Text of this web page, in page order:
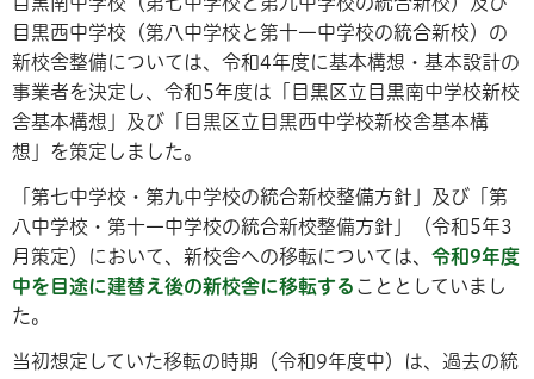
目黒西中学校（第八中学校と第十一中学校の統合新校）の
新校舎整備については、令和4年度に基本構想・基本設計の
事業者を決定し、令和5年度は「目黒区立目黒南中学校新校
舎基本構想」及び「目黒区立目黒西中学校新校舎基本構
想」を策定しました。
「第七中学校・第九中学校の統合新校整備方針」及び「第
八中学校・第十一中学校の統合新校整備方針」（令和5年3
月策定）において、新校舎への移転については、 令和9年度
中を目途に建替え後の新校舎に移転する こととしていまし
た。
当初想定していた移転の時期（令和9年度中）は、過去の統